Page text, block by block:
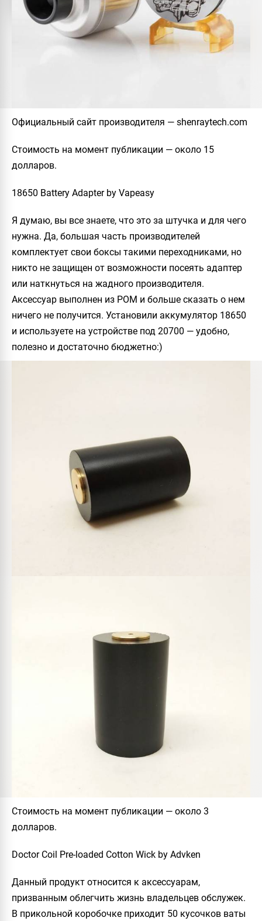
Официальный сайт производителя — shenraytech.com
Стоимость на момент публикации — около 15
долларов.
18650 Battery Adapter by Vapeasy
Я думаю, вы все знаете, что это за штучка и для чего
нужна. Да, большая часть производителей
комплектует свои боксы такими переходниками, но
никто не защищен от возможности посеять адаптер
или наткнуться на жадного производителя.
Аксессуар выполнен из POM и больше сказать о нем
ничего не получится. Установили аккумулятор 18650
и используете на устройстве под 20700 — удобно,
полезно и достаточно бюджетно:)
Стоимость на момент публикации — около 3
долларов.
Doctor Coil Pre-loaded Cotton Wick by Advken
Данный продукт относится к аксессуарам,
призванным облегчить жизнь владельцев обслужек.
В прикольной коробочке приходит 50 кусочков ваты